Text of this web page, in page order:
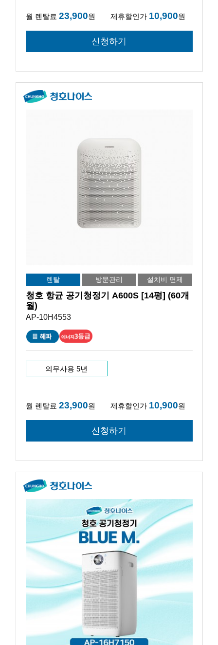
월 렌탈료 23,900원 제휴할인가 10,900원
렌탈 방문관리 설치비 면제
청호 항균 공기청정기 A600S [14평] (60개
월)
AP-10H4553
의무사용 5년
월 렌탈료 23,900원 제휴할인가 10,900원